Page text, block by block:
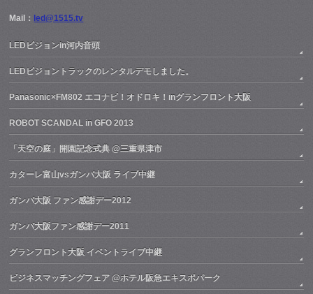
Mail： led@1515.tv
LEDビジョンin河内音頭
LEDビジョントラックのレンタルデモしました。
Panasonic×FM802 エコナビ！オドロキ！inグランフロント大阪
ROBOT SCANDAL in GFO 2013
「天空の庭」開園記念式典 @三重県津市
カターレ富山vsガンバ大阪 ライブ中継
ガンバ大阪 ファン感謝デー2012
ガンバ大阪ファン感謝デー2011
グランフロント大阪 イベントライブ中継
ビジネスマッチングフェア @ホテル阪急エキスポパーク